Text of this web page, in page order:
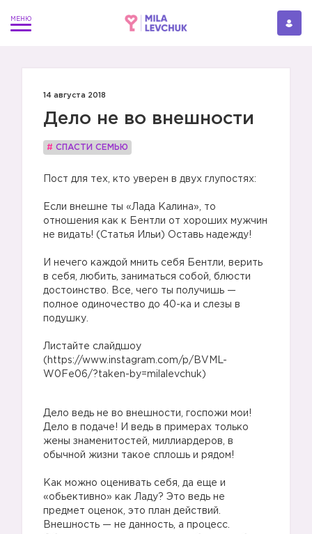
14 августа 2018
Дело не во внешности
# СПАСТИ СЕМЬЮ
Пост для тех, кто уверен в двух глупостях:
Если внешне ты «Лада Калина», то
отношения как к Бентли от хороших мужчин
не видать! (Статья Ильи) Оставь надежду!
И нечего каждой мнить себя Бентли, верить
в себя, любить, заниматься собой, блюсти
достоинство. Все, чего ты получишь —
полное одиночество до 40-ка и слезы в
подушку.
Листайте слайдшоу
(https://www.instagram.com/p/BVML-
W0Fe06/?taken-by=milalevchuk)
Дело ведь не во внешности, госпожи мои!
Дело в подаче! И ведь в примерах только
жены знаменитостей, миллиардеров, в
обычной жизни такое сплошь и рядом!
Как можно оценивать себя, да еще и
«обьективно» как Ладу? Это ведь не
предмет оценок, это план действий.
Внешность — не данность, а процесс.